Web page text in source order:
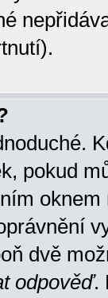
pokud
oknem
dvě
odpověď.